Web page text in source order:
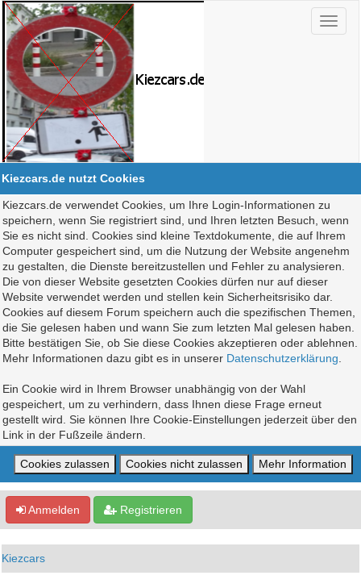
Kiezcars.de nutzt Cookies
Kiezcars.de verwendet Cookies, um Ihre Login-Informationen zu
speichern, wenn Sie registriert sind, und Ihren letzten Besuch, wenn
Sie es nicht sind. Cookies sind kleine Textdokumente, die auf Ihrem
Computer gespeichert sind, um die Nutzung der Website angenehm
zu gestalten, die Dienste bereitzustellen und Fehler zu analysieren.
Die von dieser Website gesetzten Cookies dürfen nur auf dieser
Website verwendet werden und stellen kein Sicherheitsrisiko dar.
Cookies auf diesem Forum speichern auch die spezifischen Themen,
die Sie gelesen haben und wann Sie zum letzten Mal gelesen haben.
Bitte bestätigen Sie, ob Sie diese Cookies akzeptieren oder ablehnen.
Mehr Informationen dazu gibt es in unserer Datenschutzerklärung
Ein Cookie wird in Ihrem Browser unabhängig von der Wahl
gespeichert, um zu verhindern, dass Ihnen diese Frage erneut
gestellt wird. Sie können Ihre Cookie-Einstellungen jederzeit über den
Link in der Fußzeile ändern.
Anmelden Registrieren
Kiezcars